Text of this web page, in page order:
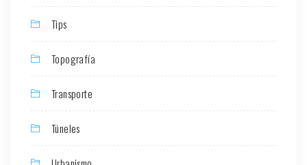
Tips
Topografía
Transporte
Túneles